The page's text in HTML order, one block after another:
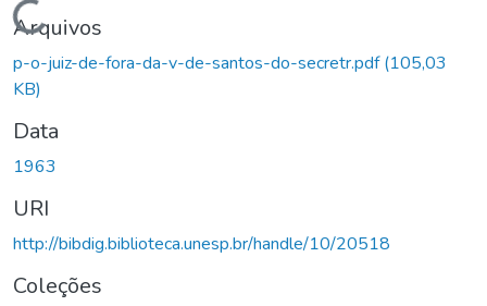
Carregando...
Arquivos
p-o-juiz-de-fora-da-v-de-santos-do-secretr.pdf(105,03
KB)
Data
1963
URI
http://bibdig.biblioteca.unesp.br/handle/10/20518
Coleções